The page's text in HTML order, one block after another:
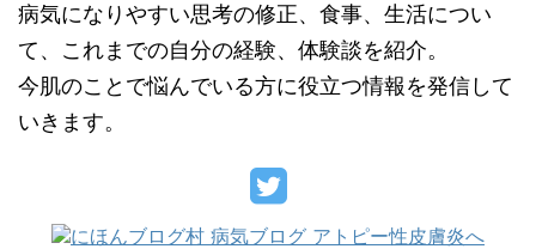
病気になりやすい思考の修正、食事、生活につい
て、これまでの自分の経験、体験談を紹介。
今肌のことで悩んでいる方に役立つ情報を発信して
いきます。